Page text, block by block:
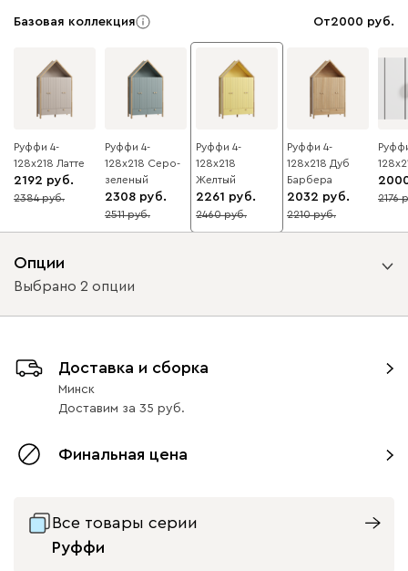
Базовая коллекция От2000
Руффи 4-
128x218 Латте
2192
8
2384
Руффи 4-
128x218 Серо-
зеленый
2308
8
2511
Руффи 4-
128x218
Желтый
2261
8
2460
Руффи 4-
128x218 Дуб
Барбера
2032
8
2210
8
2176
Опции
Выбрано 2 опции
без доводчиков с доводчиками
без доводчиков с доводчиками
Доставка и сборка
Минск
Доставим за 35
Финальная цена
Все товары серии
Руффи